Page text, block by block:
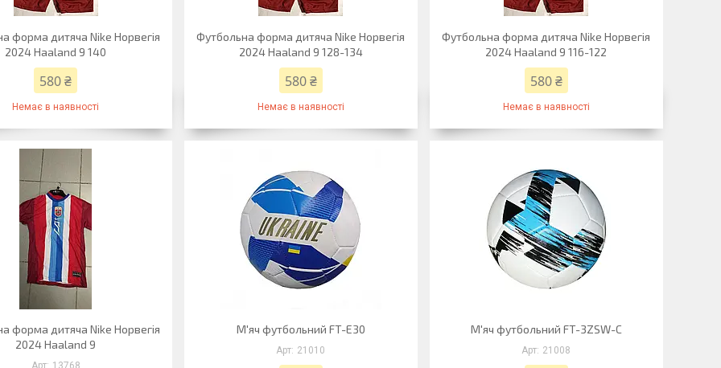
форма дитяча Nike Норвегія
2024 Haaland 9 140
580 ₴
Немає в наявності
Футбольна форма дитяча Nike Норвегія
2024 Haaland 9 128-134
580 ₴
Немає в наявності
Футбольна форма дитяча Nike Норвегія
2024 Haaland 9 116-122
580 ₴
Немає в наявності
форма дитяча Nike Норвегія
2024 Haaland 9
13768
М'яч футбольний FT-E30
21010
М'яч футбольний FT-3ZSW-С
21008